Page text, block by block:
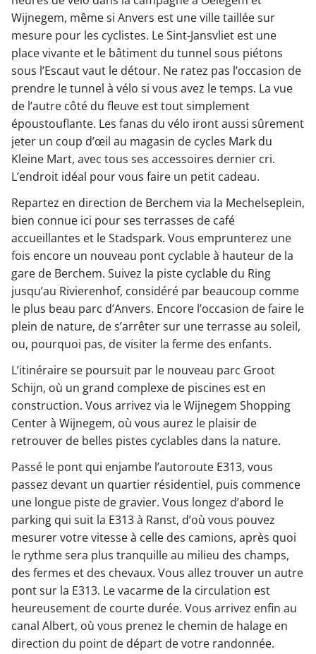
Wijnegem, même si Anvers est une ville taillée sur
mesure pour les cyclistes. Le Sint-Jansvliet est une
place vivante et le bâtiment du tunnel sous piétons
sous l’Escaut vaut le détour. Ne ratez pas l’occasion de
prendre le tunnel à vélo si vous avez le temps. La vue
de l’autre côté du fleuve est tout simplement
époustouflante. Les fanas du vélo iront aussi sûrement
jeter un coup d’œil au magasin de cycles Mark du
Kleine Mart, avec tous ses accessoires dernier cri.
L’endroit idéal pour vous faire un petit cadeau.
Repartez en direction de Berchem via la Mechelseplein,
bien connue ici pour ses terrasses de café
accueillantes et le Stadspark. Vous emprunterez une
fois encore un nouveau pont cyclable à hauteur de la
gare de Berchem. Suivez la piste cyclable du Ring
jusqu’au Rivierenhof, considéré par beaucoup comme
le plus beau parc d’Anvers. Encore l’occasion de faire le
plein de nature, de s’arrêter sur une terrasse au soleil,
ou, pourquoi pas, de visiter la ferme des enfants.
L’itinéraire se poursuit par le nouveau parc Groot
Schijn, où un grand complexe de piscines est en
construction. Vous arrivez via le Wijnegem Shopping
Center à Wijnegem, où vous aurez le plaisir de
retrouver de belles pistes cyclables dans la nature.
Passé le pont qui enjambe l’autoroute E313, vous
passez devant un quartier résidentiel, puis commence
une longue piste de gravier. Vous longez d’abord le
parking qui suit la E313 à Ranst, d’où vous pouvez
mesurer votre vitesse à celle des camions, après quoi
le rythme sera plus tranquille au milieu des champs,
des fermes et des chevaux. Vous allez trouver un autre
pont sur la E313. Le vacarme de la circulation est
heureusement de courte durée. Vous arrivez enfin au
canal Albert, où vous prenez le chemin de halage en
direction du point de départ de votre randonnée.